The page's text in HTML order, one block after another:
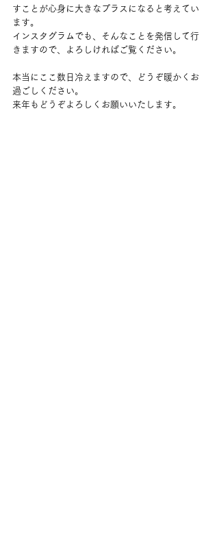
すことが心身に大きなプラスになると考えてい
ます。
インスタグラムでも、そんなことを発信して行
きますので、よろしければご覧ください。
本当にここ数日冷えますので、どうぞ暖かくお
過ごしください。
来年もどうぞよろしくお願いいたします。